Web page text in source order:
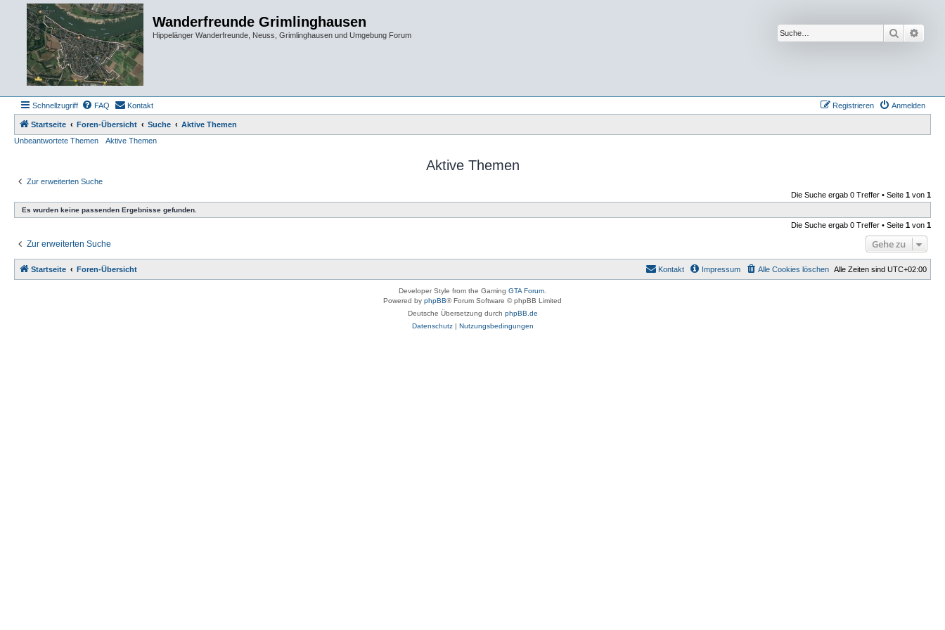
Wanderfreunde Grimlinghausen
Hippelänger Wanderfreunde, Neuss, Grimlinghausen und Umgebung Forum Suche
Schnellzugriff FAQ Kontakt Anmelden
Registrieren
Startseite Foren-Übersicht Suche
Aktive Themen
Unbeantwortete Themen
Aktive Themen
Aktive Themen
Zur erweiterten Suche
Die Suche ergab 0 Treffer • Seite 1 von 1
Es wurden keine passenden Ergebnisse gefunden.
Die Suche ergab 0 Treffer • Seite 1 von 1
Zur erweiterten Suche Gehe zu
Startseite Foren-Übersicht Alle Zeiten sind UTC+02:00
Alle Cookies löschen
Impressum
Kontakt
Developer Style from the Gaming GTA Forum
Powered by phpBB® Forum Software © phpBB Limited
Deutsche Übersetzung durch phpBB.de
Datenschutz| Nutzungsbedingungen